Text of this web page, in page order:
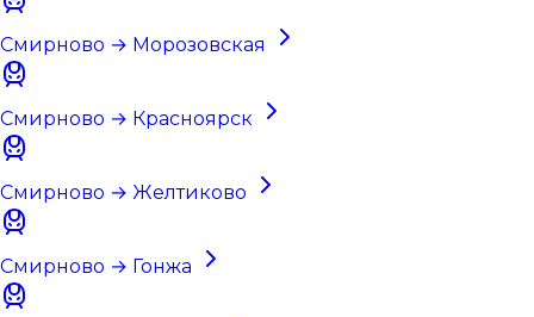
Смирново → Морозовская
Смирново → Красноярск
Смирново → Желтиково
Смирново → Гонжа